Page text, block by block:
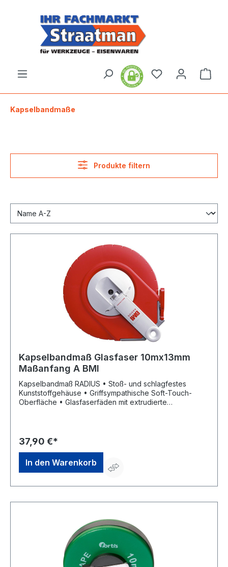
Kapselbandmaße
Produkte filtern
Kapselbandmaß Glasfaser 10mx13mm
Maßanfang A BMI
Kapselbandmaß RADIUS • Stoß- und schlagfestes
Kunststoffgehäuse • Griffsympathische Soft-Touch-
Oberfläche • Glasfaserfäden mit extrudierte
Rechts- auf Linkshänderbetrieb umgestellt werden •
Parkposition für Kurbelarm und Anfangsring • EG-
Genauigkeitsklasse II
37,90 €*
In den Warenkorb